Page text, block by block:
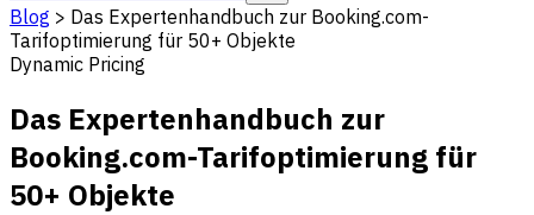
Blog > Das Expertenhandbuch zur Booking.com-
Tarifoptimierung für 50+ Objekte
Dynamic Pricing
Das Expertenhandbuch zur
Booking.com-Tarifoptimierung für
50+ Objekte